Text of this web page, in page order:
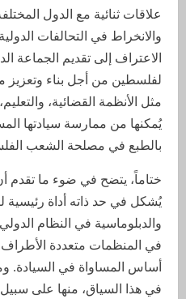
علاقات ثنائية مع الدول
والانخراط في التحالفات
الاعتراف إلى تقديم الجماعة
لفلسطين من أجل بناء وتعزيز
مثل الأنظمة القضائية،
يُمكنها من ممارسة سيادتها
بالطبع في مصلحة الشعب
ختاماً، يتضح في ضوء ما تقدم
يُشكل في حد ذاته أداة رئيسية
والدبلوماسية في النظام
في المنظمات متعددة
أساس المساواة في السيادة.
في هذا السياق، منها على سبيل